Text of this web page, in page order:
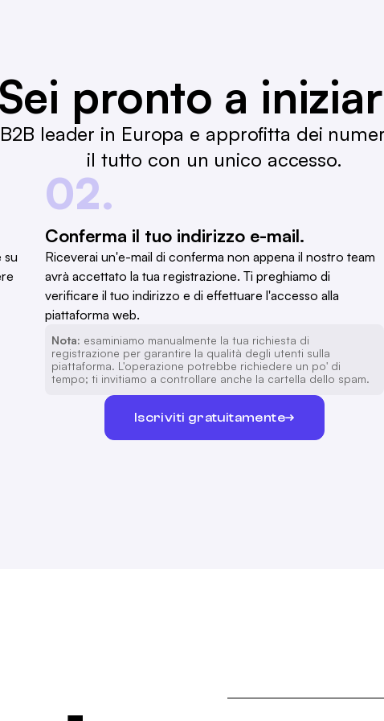
Sei pronto a
leader in Europa e approfitta dei
il tutto con un unico accesso.
su
02.
Conferma il tuo indirizzo e-mail.
Riceverai un'e-mail di conferma non appena il nostro team
avrà accettato la tua registrazione. Ti preghiamo di
verificare il tuo indirizzo e di effettuare l'accesso alla
piattaforma web.
Nota: esaminiamo manualmente la tua richiesta di
registrazione per garantire la qualità degli utenti sulla
piattaforma. L'operazione potrebbe richiedere un po' di
tempo; ti invitiamo a controllare anche la cartella dello spam.
Iscriviti gratuitamente